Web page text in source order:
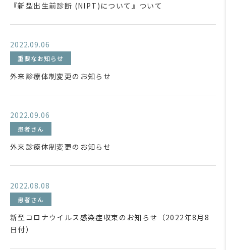
『新型出生前診断 (NIPT)について』ついて
2022.09.06
重要なお知らせ
外来診療体制変更のお知らせ
2022.09.06
患者さん
外来診療体制変更のお知らせ
2022.08.08
患者さん
新型コロナウイルス感染症収束のお知らせ（2022年8月8
日付）